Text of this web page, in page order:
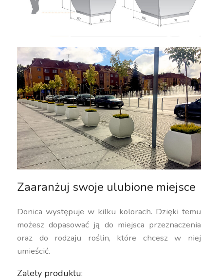
Zaaranżuj swoje ulubione miejsce
Donica występuje w kilku kolorach. Dzięki temu
możesz dopasować ją do miejsca przeznaczenia
oraz do rodzaju roślin, które chcesz w niej
umieścić.
Zalety produktu: